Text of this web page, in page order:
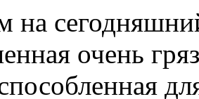
на
очень